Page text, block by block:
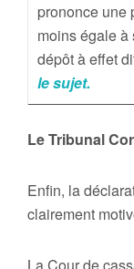
prononce une
moins égale à
dépôt à effet
le sujet.
Le Tribunal
Enfin, la
clairement